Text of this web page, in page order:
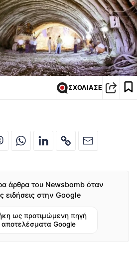
ΣΧΟΛΙΑΣΕ
άρθρα του Newsbomb όταν
ειδήσεις στην Google
ως προτιμώμενη πηγή
Google